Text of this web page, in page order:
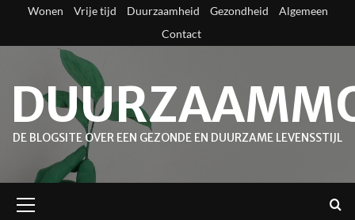
content
Wonen Vrije tijd Duurzaamheid Gezondheid
Algemeen
Contact
DE BLOGSITE OVER EEN GEZONDE EN DUURZAME LEVENSSTIJL
Menu